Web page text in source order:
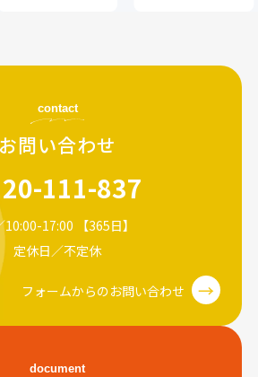
contact
お問い合わせ
111-837
10:00-17:00 【365日】
定休日／不定休
フォームからのお問い合わせ →
document